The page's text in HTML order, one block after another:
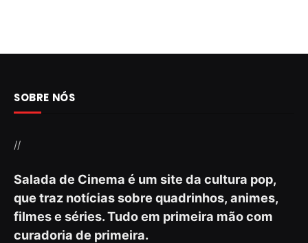
SOBRE NÓS
//
Salada de Cinema é um site da cultura pop,
que traz notícias sobre quadrinhos, animes,
filmes e séries. Tudo em primeira mão com
curadoria de primeira.